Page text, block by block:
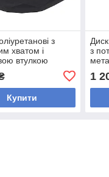
з
хватом і
втулкою
15 15кг
Купити
з
SC-
1